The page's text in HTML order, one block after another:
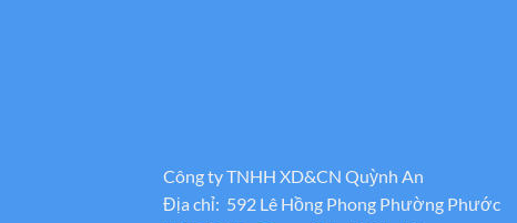
Công ty TNHH XD&CN Quỳnh An
Địa chỉ: 592 Lê Hồng Phong Phường Phước